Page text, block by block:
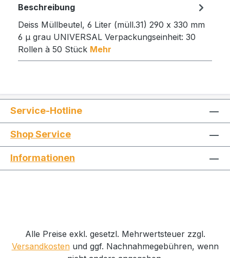
Beschreibung
Deiss Müllbeutel, 6 Liter (müll.31) 290 x 330 mm
6 µ grau UNIVERSAL Verpackungseinheit: 30
Rollen à 50 Stück Mehr
Service-Hotline
Shop Service
Informationen
Alle Preise exkl. gesetzl. Mehrwertsteuer zzgl.
Versandkostenund ggf. Nachnahmegebühren, wenn